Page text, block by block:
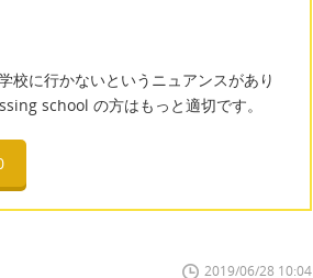
に行かないというニュアンスがあり
school の方はもっと適切です。
2019/06/28 10:04